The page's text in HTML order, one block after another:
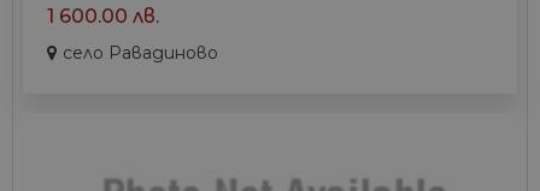
1 600.00 лв.
село Равадиново